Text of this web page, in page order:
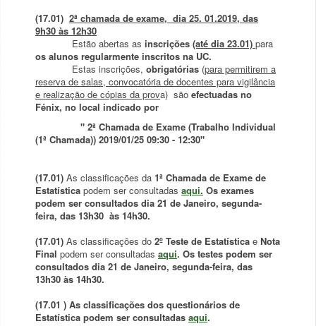
(17.01) 2ª chamada de exame, dia 25. 01.2019, das
9h30 às 12h30
Estão abertas as inscrições (até dia 23.01) para
os alunos regularmente inscritos na UC.
Estas inscrições, obrigatórias (para permitirem a
reserva de salas, convocatória de docentes para vigilância
e realização de cópias da prova) são efectuadas no
Fénix, no local indicado por
" 2ª Chamada de Exame (Trabalho Individual
(1ª Chamada)) 2019/01/25 09:30 - 12:30"
(17.01) As classificações da 1ª Chamada de Exame de
Estatística podem ser consultadas aqui. Os exames
podem ser consultados dia 21 de Janeiro, segunda-
feira, das 13h30 às 14h30.
(17.01) As classificações do 2º Teste de Estatística e Nota
Final podem ser consultadas aqui. Os testes podem ser
consultados dia 21 de Janeiro, segunda-feira, das
13h30 às 14h30.
(17.01 ) As classificações dos questionários de
Estatística podem ser consultadas aqui.